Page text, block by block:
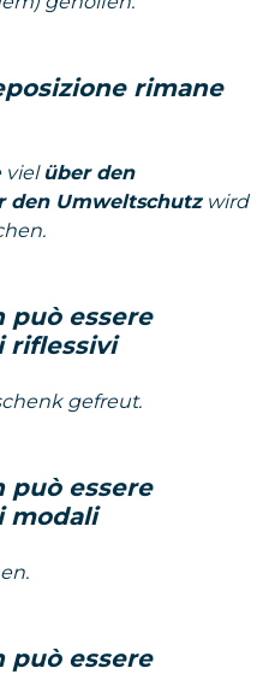
rimane
vielüber den
den Umweltschutzwird
può essere
riflessivi
gefreut.
può essere
modali
può essere